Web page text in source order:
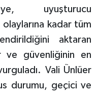
uyuşturucu
kadar tüm
aktaran
ve güvenliğinin en
Vali Ünlüer
durumu, geçici ve